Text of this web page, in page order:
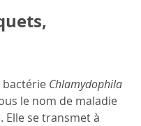
bactérie Chlamydophila
le nom de maladie
Elle se transmet à